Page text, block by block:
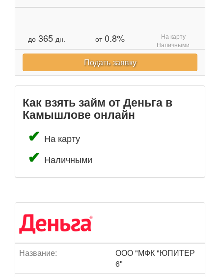
до 365 дн. от0.8%
На карту
Наличными
Подать заявку
Как взять займ от Деньга в
Камышлове онлайн
На карту
Наличными
Название:
ООО "МФК "ЮПИТЕР
6"